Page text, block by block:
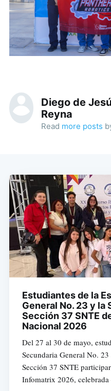
Diego de
Reyna
Read more posts
Estudiantes de la
General No. 23 y la
Sección 37 SNTE
Nacional 2026
Del 27 al 30 de mayo,
Secundaria General No.
Sección 37 SNTE
Infomatrix 2026, celebrada